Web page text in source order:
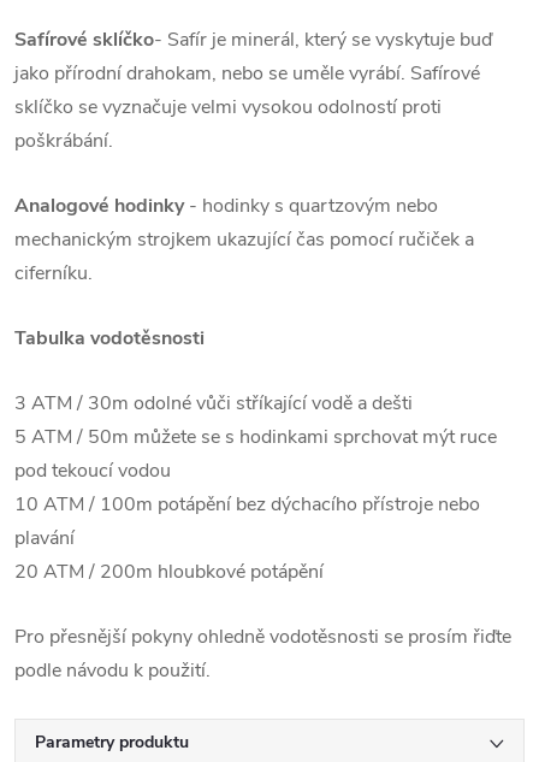
Safírové sklíčko- Safír je minerál, který se vyskytuje buď
jako přírodní drahokam, nebo se uměle vyrábí. Safírové
sklíčko se vyznačuje velmi vysokou odolností proti
poškrábání.
Analogové hodinky- hodinky s quartzovým nebo
mechanickým strojkem ukazující čas pomocí ručiček a
ciferníku.
Tabulka vodotěsnosti
3 ATM / 30m odolné vůči stříkající vodě a dešti
5 ATM / 50m můžete se s hodinkami sprchovat mýt ruce
pod tekoucí vodou
10 ATM / 100m potápění bez dýchacího přístroje nebo
plavání
20 ATM / 200m hloubkové potápění
Pro přesnější pokyny ohledně vodotěsnosti se prosím řiďte
podle návodu k použití.
Parametry produktu